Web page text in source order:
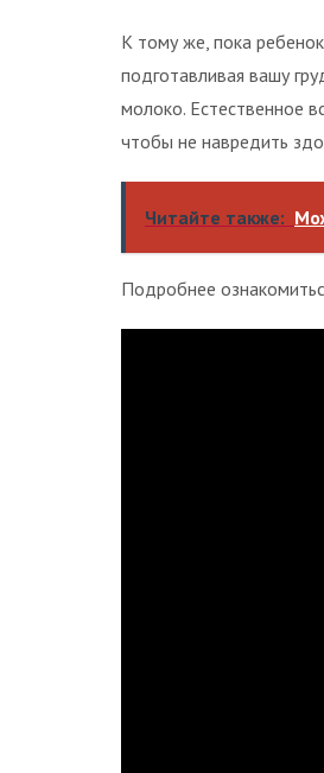
К тому же, пока
подготавливая вашу
молоко. Естественное
чтобы не навредить
Читайте также:
Подробнее